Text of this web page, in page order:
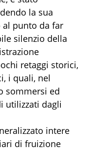
la sua
punto da far
silenzio della
retaggi storici,
i quali, nel
sommersi ed
utilizzati dagli
intere
di fruizione